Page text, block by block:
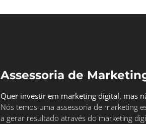
Assessoria de
Quer investir em marketing digital, mas
Nós temos uma assessoria de marketing
a gerar resultado através do marketing